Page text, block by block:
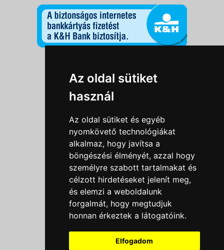
Az oldal sütiket
használ
Az oldal sütiket és egyéb
nyomkövető technológiákat
alkalmaz, hogy javítsa a
böngészési élményét, azzal hogy
személyre szabott tartalmakat és
célzott hirdetéseket jelenít meg,
és elemzi a weboldalunk
forgalmát, hogy megtudjuk
honnan érkeztek a látogatóink.
Elfogadom
Információk
Általános szerződési feltételek
Impresszum
Nyereményjáték szabály
Outlet nap nyereményjáték szabályzat
Süti beállítások
Menü
Ajánlatkérés
Szakmai tippek / Újdonságok
Kapcsolat
Letölthető katalógusok